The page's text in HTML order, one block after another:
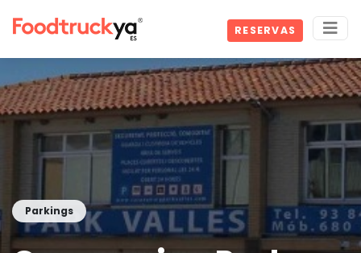
RESERVAS
Parkings